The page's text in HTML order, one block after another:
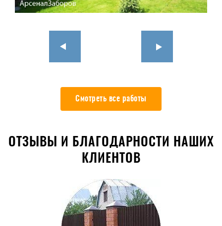
Смотреть все работы
ОТЗЫВЫ И БЛАГОДАРНОСТИ НАШИХ
КЛИЕНТОВ